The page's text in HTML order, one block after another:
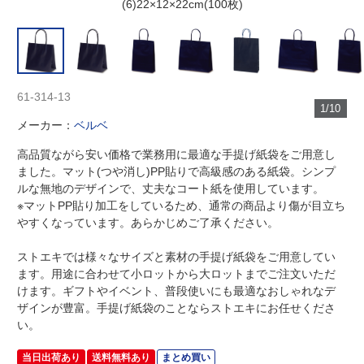
(6)22×12×22cm(100枚)
1/10
61-314-13
メーカー：ベルベ
高品質ながら安い価格で業務用に最適な手提げ紙袋をご用意し
ました。マット(つや消し)PP貼りで高級感のある紙袋。シンプ
ルな無地のデザインで、丈夫なコート紙を使用しています。
※マットPP貼り加工をしているため、通常の商品より傷が目立ち
やすくなっています。あらかじめご了承ください。
ストエキでは様々なサイズと素材の手提げ紙袋をご用意してい
ます。用途に合わせて小ロットから大ロットまでご注文いただ
けます。ギフトやイベント、普段使いにも最適なおしゃれなデ
ザインが豊富。手提げ紙袋のことならストエキにお任せくださ
い。
当日出荷あり 送料無料あり まとめ買い